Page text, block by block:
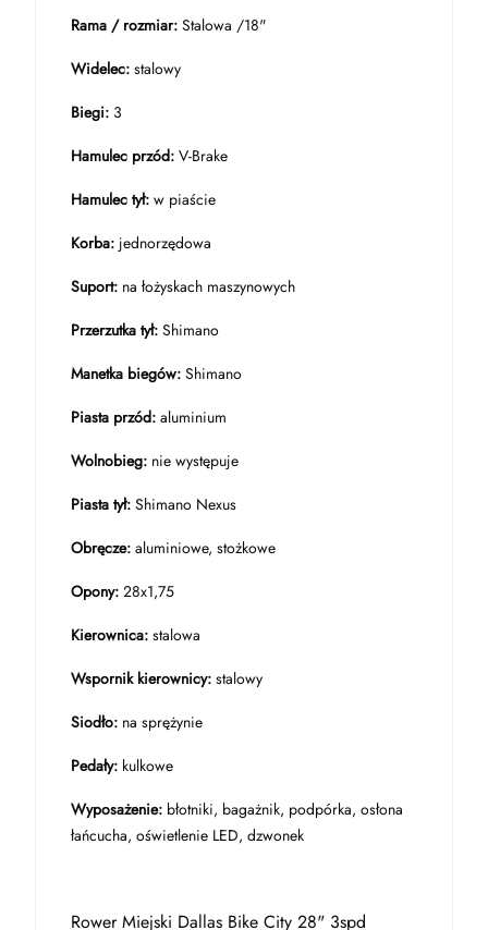
Rama / rozmiar: Stalowa /18"
Widelec: stalowy
Biegi: 3
Hamulec przód: V-Brake
Hamulec tył: w piaście
Korba: jednorzędowa
Suport: na łożyskach maszynowych
Przerzutka tył: Shimano
Manetka biegów: Shimano
Piasta przód: aluminium
Wolnobieg: nie występuje
Piasta tył: Shimano Nexus
Obręcze: aluminiowe, stożkowe
Opony: 28x1,75
Kierownica: stalowa
Wspornik kierownicy: stalowy
Siodło: na sprężynie
Pedały: kulkowe
Wyposażenie: błotniki, bagażnik, podpórka, osłona
łańcucha, oświetlenie LED, dzwonek
Rower Miejski Dallas Bike City 28" 3spd